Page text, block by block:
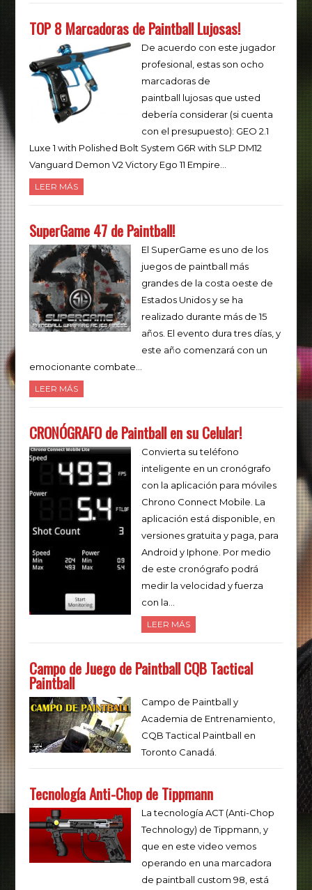
TOP 8 Marcadoras de Paintball Lujosas!
De acuerdo con este jugador
profesional, estas son ocho
marcadoras de
paintball lujosas que usted
debería considerar (si cuenta
con el presupuesto): GEO 2.1
Luxe 1 with Polished Bolt System G6R with SLP DM12
Vanguard Demon V2 Victory Ego 11 Empire…
LEER MÁS
SuperGame 47 de Paintball!
El SuperGame es uno de los
juegos de paintball más
grandes de la costa oeste de
Estados Unidos y se ha
realizado durante más de 15
años. El evento dura tres días, y
este año comenzará con un
emocionante combate…
LEER MÁS
CRONÓGRAFO de Paintball en su Celular!
Convierta su teléfono
inteligente en un cronógrafo
con la aplicación para móviles
Chrono Connect Mobile. La
aplicación está disponible, en
versiones gratuita y paga, para
Android y Iphone. Por medio
de este cronógrafo podrá
medir la velocidad y fuerza
con la…
LEER MÁS
Campo de Juego de Paintball CQB Tactical
Paintball
Campo de Paintball y
Academia de Entrenamiento,
CQB Tactical Paintball en
Toronto Canadá.
Tecnología Anti-Chop de Tippmann
La tecnología ACT (Anti-Chop
Technology) de Tippmann, y
que en este video vemos
operando en una marcadora
de paintball custom 98, está